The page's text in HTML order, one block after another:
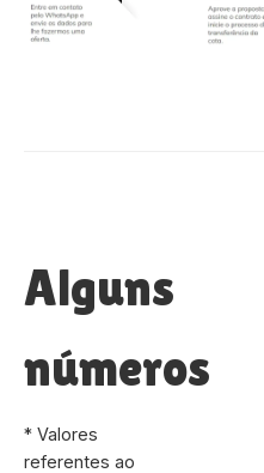
Alguns
números
* Valores
referentes ao